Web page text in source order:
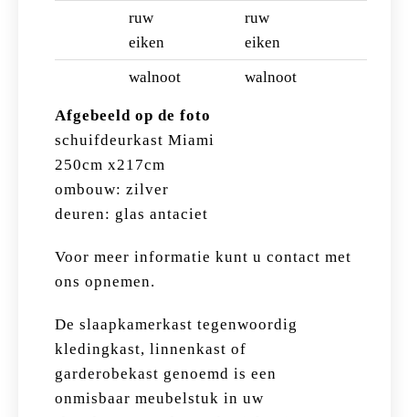
ruw
eiken
ruw
eiken
walnoot
walnoot
Afgebeeld op de foto
schuifdeurkast Miami
250cm x217cm
ombouw: zilver
deuren: glas antaciet
Voor meer informatie kunt u contact met
ons opnemen.
De slaapkamerkast tegenwoordig
kledingkast, linnenkast of
garderobekast genoemd is een
onmisbaar meubelstuk in uw